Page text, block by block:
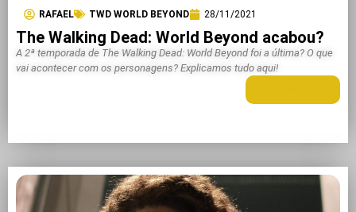
RAFAEL TWD WORLD BEYOND 28/11/2021
The Walking Dead: World Beyond acabou?
A 2ª temporada de The Walking Dead: World Beyond foi a última? O que
vai acontecer com os personagens? Explicamos tudo aqui!